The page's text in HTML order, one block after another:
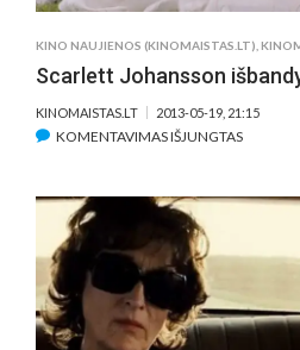
KINO NAUJIENOS (KINOMAISTAS.LT)
Scarlett Johansson
KINOMAISTAS.LT 2013-05-19, 21:15
KOMENTAVIMAS IŠJUNGTASĮRAŠE
KĖDĘ